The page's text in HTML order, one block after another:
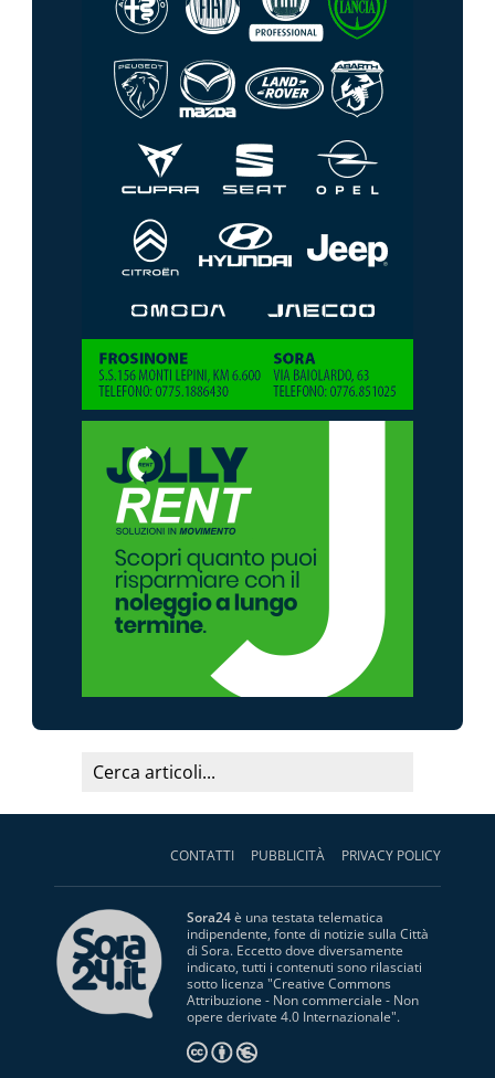
CONTATTI PUBBLICITÀ PRIVACY POLICY
Sora24è una testata telematica
indipendente, fonte di notizie sulla Città
di Sora. Eccetto dove diversamente
indicato, tutti i contenuti sono rilasciati
sotto licenza "Creative Commons
Attribuzione - Non commerciale - Non
opere derivate 4.0 Internazionale".